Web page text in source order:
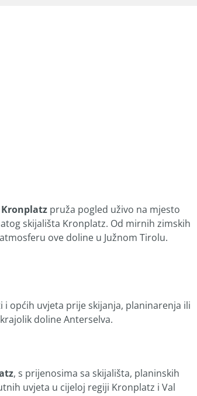
pruža pogled uživo na mjesto
skijališta Kronplatz. Od mirnih zimskih
ove doline u Južnom Tirolu.
i općih uvjeta prije skijanja, planinarenja ili
doline Anterselva.
, s prijenosima sa skijališta, planinskih
uvjeta u cijeloj regiji Kronplatz i Val